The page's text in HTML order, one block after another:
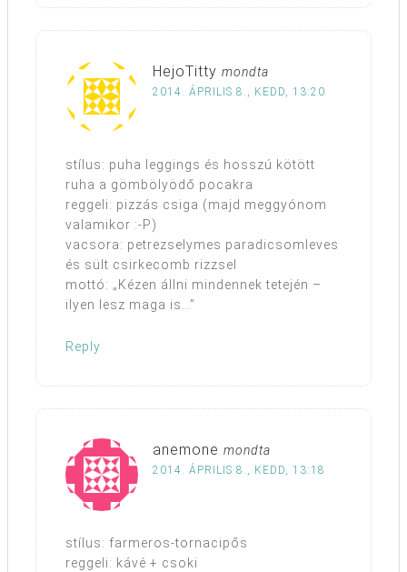
HejoTitty mondta
2014. ÁPRILIS 8., KEDD, 13:20
stílus: puha leggings és hosszú kötött
ruha a gömbölyödő pocakra
reggeli: pizzás csiga (majd meggyónom
valamikor :-P)
vacsora: petrezselymes paradicsomleves
és sült csirkecomb rizzsel
mottó: „Kézen állni mindennek tetején –
ilyen lesz maga is…”
Reply
anemone mondta
2014. ÁPRILIS 8., KEDD, 13:18
stílus: farmeros-tornacipős
reggeli: kávé + csoki